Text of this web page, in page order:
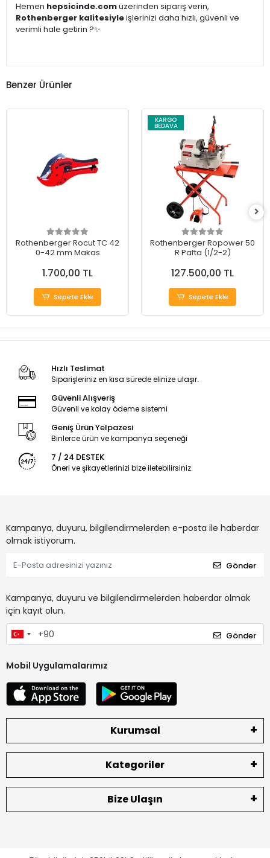
Hemen hepsicinde.comüzerinden sipariş verin,
Rothenberger kalitesiyleişlerinizi daha hızlı, güvenli ve
verimli hale getirin ?✨
Benzer Ürünler
Rothenberger Rocut TC 42
0-42 mm Makas
1.700,00 TL
Sepete Ekle
KARGO
BEDAVA
Rothenberger Ropower 50
R Pafta (1/2-2)
127.500,00 TL
Sepete Ekle
Hızlı Teslimat
Siparişleriniz en kısa sürede elinize ulaşır.
Güvenli Alışveriş
Güvenli ve kolay ödeme sistemi
Geniş Ürün Yelpazesi
Binlerce ürün ve kampanya seçeneği
7 / 24 DESTEK
Öneri ve şikayetlerinizi bize iletebilirsiniz.
Kampanya, duyuru, bilgilendirmelerden e-posta ile haberdar
olmak istiyorum.
Gönder
Kampanya, duyuru ve bilgilendirmelerden haberdar olmak
için kayıt olun.
Gönder
Mobil Uygulamalarımız
Kurumsal
Kategoriler
Bize Ulaşın